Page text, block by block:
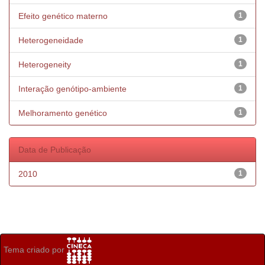
1
Efeito genético materno
1
Heterogeneidade
1
Heterogeneity
1
Interação genótipo-ambiente
1
Melhoramento genético
Data de Publicação
1
2010
Tema criado por